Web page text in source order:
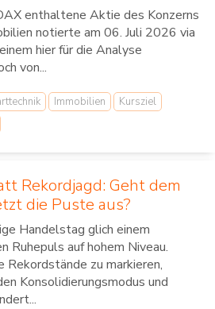
enthaltene Aktie des Konzerns
notierte am 06. Juli 2026 via
hier für die Analyse
von...
Immobilien
Kursziel
Rekordjagd: Geht dem
die Puste aus?
Handelstag glich einem
Ruhepuls auf hohem Niveau.
Rekordstände zu markieren,
Konsolidierungsmodus und